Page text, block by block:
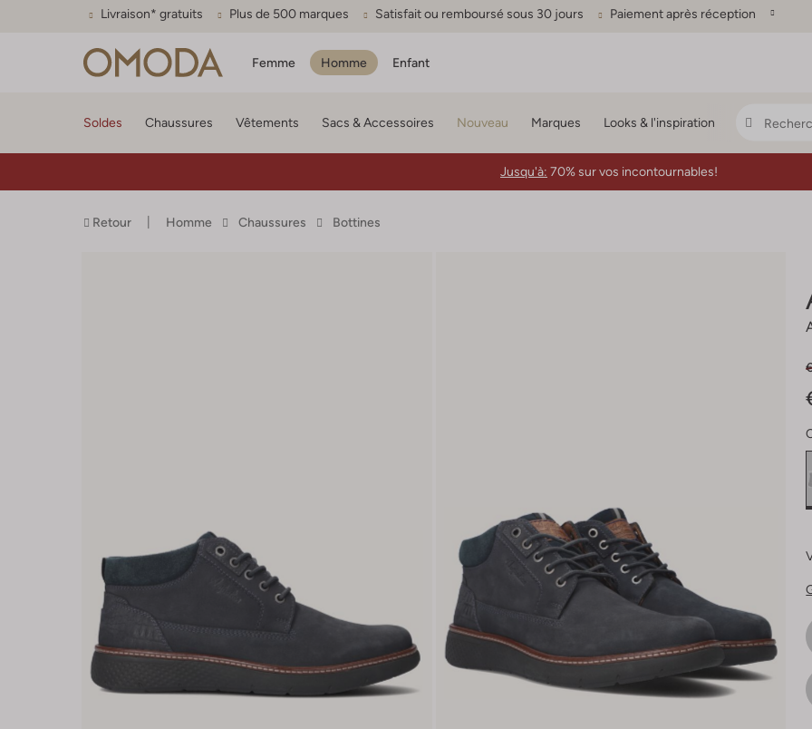
Livraison* gratuits Plus de 500 marques Satisfait ou remboursé sous 30 jours Paiement après réception
Femme Homme Enfant
Soldes Chaussures Vêtements Sacs & Accessoires Nouveau Marques Looks & l'inspiration
Jusqu'à: 70% sur vos incontournables!
Retour Homme Chaussures Bottines